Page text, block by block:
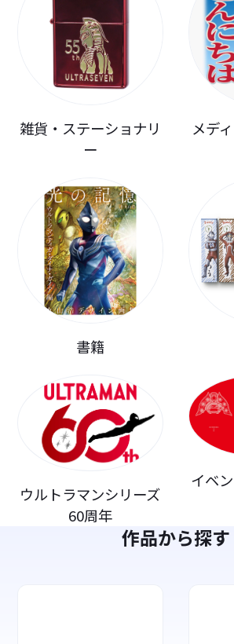
雑貨・ステーショナリ
ー
メデ
書籍
ウルトラマンシリーズ
60周年
イベ
作品から探す